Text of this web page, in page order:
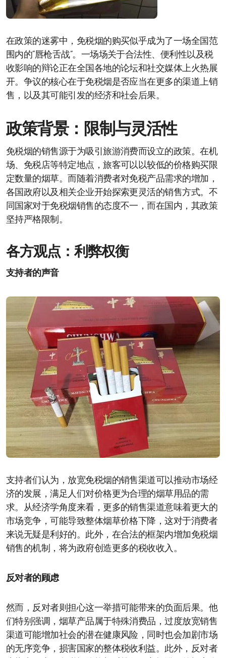
在政策的迷雾中，免税烟的购买似乎成为了一场全国范
围内的“唇枪舌战”。一场场关于合法性、便利性以及税
收影响的辩论正在全国各地的论坛和社交媒体上火热展
开。争议的核心在于免税烟是否应当在更多的渠道上销
售，以及其可能引发的经济和社会后果。
政策背景：限制与灵活性
免税烟的销售源于为吸引旅游消费而设立的政策。在机
场、免税店等特定地点，旅客可以以较低的价格购买限
定数量的烟草。而随着消费者对免税产品需求的增加，
各国政府以及相关企业开始探索更灵活的销售方式。不
同国家对于免税烟销售的态度不一，而在国内，其政策
坚持严格限制。
各方观点：利弊权衡
支持者的声音
支持者们认为，放宽免税烟的销售渠道可以推动市场经
济的发展，满足人们对价格更为合理的烟草用品的需
求。从经济学角度来看，更多的销售渠道意味着更大的
市场竞争，可能导致整体烟草价格下降，这对于消费者
来说无疑是利好的。此外，在合法的框架内增加免税烟
销售的机制，将为政府创造更多的税收收入。
反对者的顾虑
然而，反对者则担心这一举措可能带来的负面后果。他
们特别强调，烟草产品属于特殊消费品，过度放宽销售
渠道可能增加社会的潜在健康风险，同时也会加剧市场
的无序竞争，损害国家的整体税收利益。此外，反对者